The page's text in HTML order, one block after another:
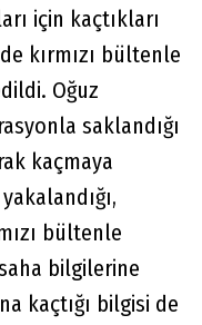
için kaçtıkları
kırmızı bültenle
Oğuz
saklandığı
kaçmaya
bültenle
bilgilerine
kaçtığı bilgisi de